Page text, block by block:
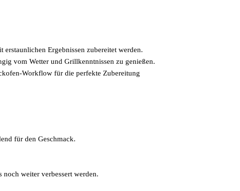
Ergebnissen zubereitet werden.
vom Wetter und Grillkenntnissen zu genießen.
Workflow für die perfekte Zubereitung
für den Geschmack.
weiter verbessert werden.